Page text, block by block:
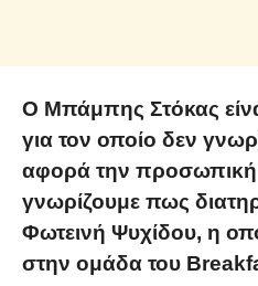
Ο Μπάμπης Στόκας
για τον οποίο δεν
αφορά την
γνωρίζουμε πως
Φωτεινή Ψυχίδου, η
στην ομάδα του